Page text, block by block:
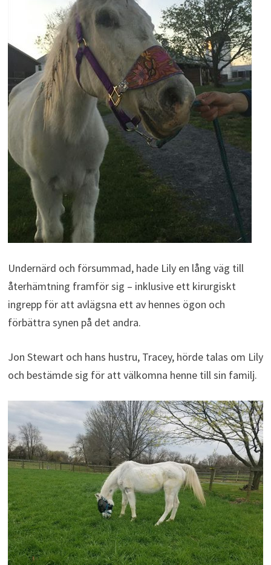
Undernärd och försummad, hade Lily en lång väg till
återhämtning framför sig – inklusive ett kirurgiskt
ingrepp för att avlägsna ett av hennes ögon och
förbättra synen på det andra.
Jon Stewart och hans hustru, Tracey, hörde talas om Lily
och bestämde sig för att välkomna henne till sin familj.